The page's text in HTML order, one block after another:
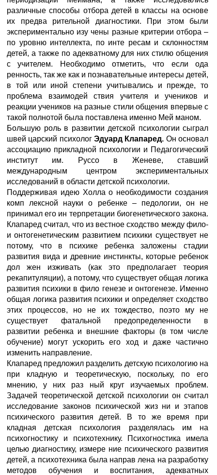
различные способы отбора детей в классы на основе
их предва рительной диагностики. При этом были
экспериментально изу чены разные критерии отбора –
по уровню интеллекта, по инте ресам и склонностям
детей, а также по адекватному для них стилю общения
с учителем. Необходимо отметить, что если ода
ренность, так же как и познавательные интересы детей,
в той или иной степени учитывались и прежде, то
проблема взаимодей ствия учителя и учеников и
реакции учеников на разные стили общения впервые с
такой полнотой была поставлена именно Мей маном.
Большую роль в развитии детской психологии сыграл
швей царский психолог Эдуард Клапаред. Он основал
ассоциацию прикладной психологии и Педагогический
институт им. Руссо в Женеве, ставший
международным центром экспериментальных
исследований в области детской психологии.
Поддерживая идею Холла о необходимости создания
комп лексной науки о ребенке – педологии, он не
принимал его ин терпретации биогенетического закона.
Клапаред считал, что из вестное сходство между фило-
и онтогенетическим развитием психики существует не
потому, что в психике ребенка заложены стадии
развития вида и древние инстинкты, которые ребенок
дол жен изживать (как это предполагает теория
рекапитуляции), а потому, что существует общая логика
развития психики в фило генезе и онтогенезе. Именно
общая логика развития психики и определяет сходство
этих процессов, но не их тождество, поэто му не
существует фатальной предопределенности в
развитии ребенка и внешние факторы (в том числе
обучение) могут ускорить его ход и даже частично
изменить направление.
Клапаред предложил разделить детскую психологию на
при кладную и теоретическую, поскольку, по его
мнению, у них раз ный круг изучаемых проблем.
Задачей теоретической детской психологии он считал
исследование законов психической жиз ни и этапов
психического развития детей. В то же время при
кладная детская психология разделялась им на
психогностику и психотехнику. Психогностика имела
целью диагностику, измере ние психического развития
детей, а психотехника была направ лена на разработку
методов обучения и воспитания, адекватных